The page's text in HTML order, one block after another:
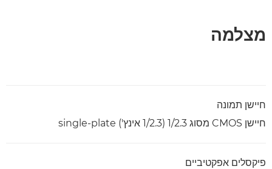
מצלמה
חיישן תמונה
חיישן CMOS מסוג 1/2.3 (1/2.3 אינץ') single-plate
פיקסלים אפקטיביים